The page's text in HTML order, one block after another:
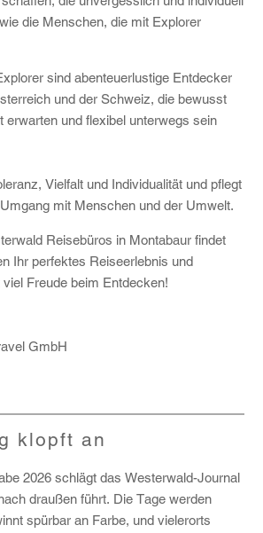
die Menschen, die mit Explorer
sind abenteuerlustige Entdecker
und der Schweiz, die bewusst
erwarten und flexibel unterwegs sein
Vielfalt und Individualität und pflegt
mit Menschen und der Umwelt.
Reisebüros in Montabaur findet
Ihr perfektes Reiseerlebnis und
Freude beim Entdecken!
GmbH
klopft an
2026 schlägt das Westerwald-Journal
draußen führt. Die Tage werden
spürbar an Farbe, und vielerorts